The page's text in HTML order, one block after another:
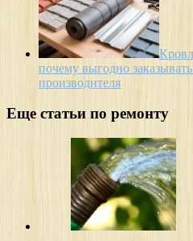
почему выгодно
производителя
Еще статьи по ремонту